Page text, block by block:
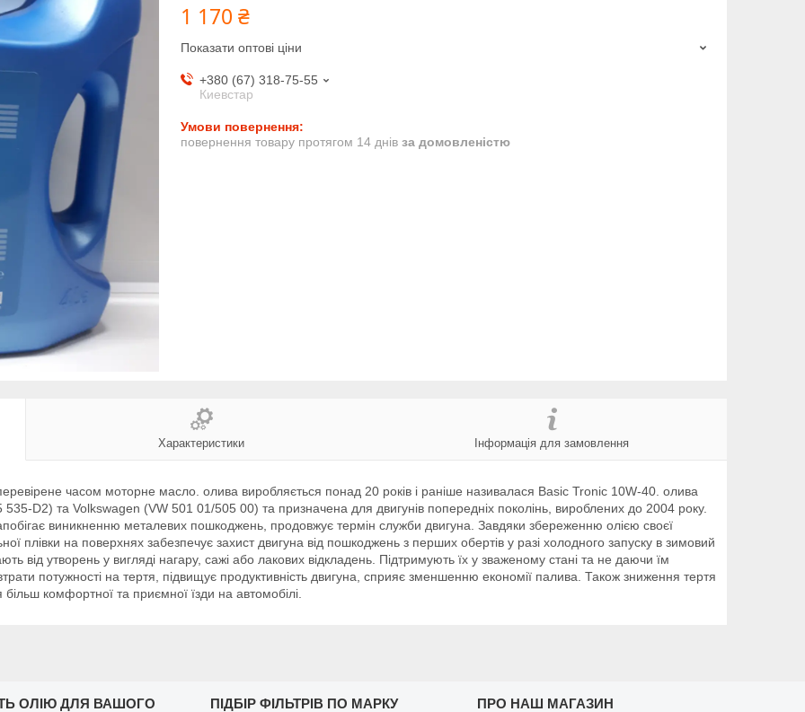
1 170 ₴
Показати оптові ціни
+380 (67) 318-75-55
Киевстар
повернення товару протягом 14 днів за домовленістю
Характеристики Інформація для замовлення
часом моторне масло. олива виробляється понад 20 років і раніше називалася Basic Tronic 10W-40. олива
D2) та Volkswagen (VW 501 01/505 00) та призначена для двигунів попередніх поколінь, вироблених до 2004 року.
виникненню металевих пошкоджень, продовжує термін служби двигуна. Завдяки збереженню олією своєї
плівки на поверхнях забезпечує захист двигуна від пошкоджень з перших обертів у разі холодного запуску в зимовий
від утворень у вигляді нагару, сажі або лакових відкладень. Підтримують їх у зваженому стані та не даючи їм
потужності на тертя, підвищує продуктивність двигуна, сприяє зменшенню економії палива. Також зниження тертя
комфортної та приємної їзди на автомобілі.
ОЛІЮ ДЛЯ ВАШОГО
ПІДБІР ФІЛЬТРІВ ПО МАРКУ
ПРО НАШ МАГАЗИН